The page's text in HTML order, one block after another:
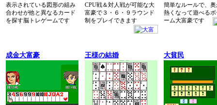
表示されている図形の組み
合わせが他と異なるカード
を探す脳トレゲームです
CPU戦＆対人戦が可能な大
富豪で３・６・９ラウンド
制をプレイできます
簡単なルールで、
熱くなって遊べる
ーム大富豪です
成金大富豪 王様の結婚 大貧民